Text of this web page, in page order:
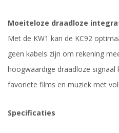
Moeiteloze draadloze
Met de KW1 kan de KC92
geen kabels zijn om rekening
hoogwaardige draadloze signaal
favoriete films en muziek met
Specificaties